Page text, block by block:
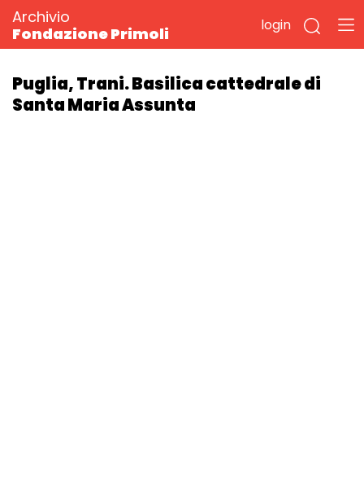
Archivio
Fondazione Primoli
login
Puglia, Trani. Basilica cattedrale di
Santa Maria Assunta